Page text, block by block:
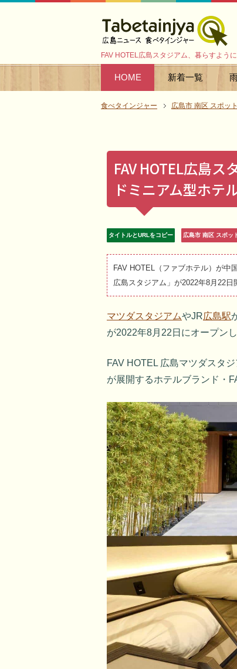
FAV HOTEL広島スタジアム、暮らすよう
HOME 新着一覧
食べタインジャー 広島市 南区 スポッ
FAV HOTEL広島
ドミニアム型ホテ
タイトルとURLをコピー 広島市 南区 スポッ
FAV HOTEL（ファブホテル）が中
広島スタジアム」が2022年8月22
マツダスタジアムやJR広島駅
が2022年8月22日にオープンし
FAV HOTEL 広島マツダスタ
が展開するホテルブランド・